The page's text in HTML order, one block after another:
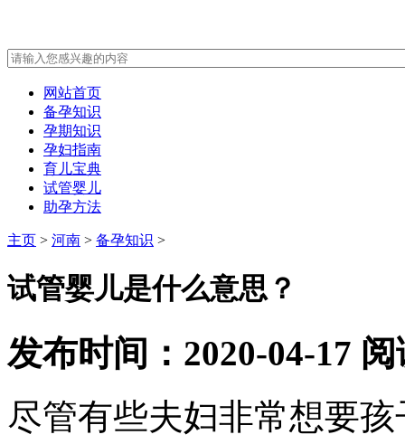
网站首页
备孕知识
孕期知识
孕妇指南
育儿宝典
试管婴儿
助孕方法
主页 > 河南 > 备孕知识 >
试管婴儿是什么意思？
发布时间：2020-04-17
尽管有些夫妇非常想要